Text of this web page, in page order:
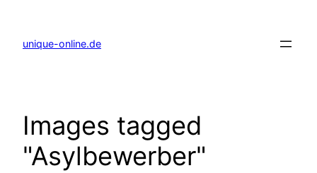
springen
unique-online.de
Images tagged
"Asylbewerber"